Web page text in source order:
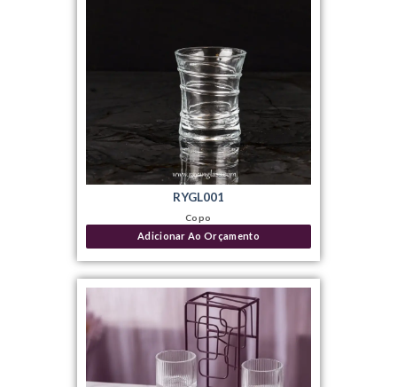
Copo
RYGL001
Adicionar Ao Orçamento